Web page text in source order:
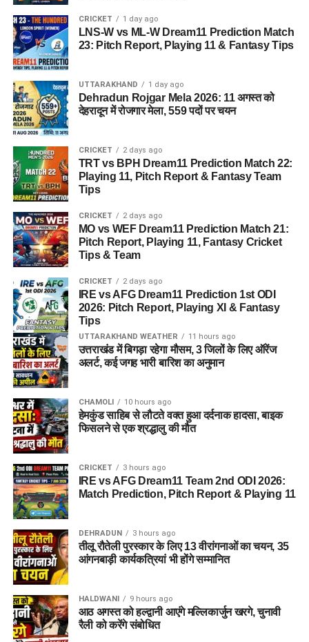
CRICKET 1 day ago
LNS-W vs ML-W Dream11 Prediction Match
23: Pitch Report, Playing 11 & Fantasy Tips
UTTARAKHAND 1 day ago
Dehradun Rojgar Mela 2026: 11 अगस्त को
देहरादून में रोजगार मेला, 559 पदों पर चयन
CRICKET 2 days ago
TRT vs BPH Dream11 Prediction Match 22:
Playing 11, Pitch Report & Fantasy Team
Tips
CRICKET 2 days ago
MO vs WEF Dream11 Prediction Match 21:
Pitch Report, Playing 11, Fantasy Cricket
Tips & Team
CRICKET 2 days ago
IRE vs AFG Dream11 Prediction 1st ODI
2026: Pitch Report, Playing XI & Fantasy
Tips
UTTARAKHAND WEATHER 11 hours ago
उत्तराखंड में बिगड़ा रहेगा मौसम, 3 जिलों के लिए ऑरेंज
अलर्ट, कई जगह भारी बारिश का अनुमान
CHAMOLI 10 hours ago
हेमकुंड साहिब से लौटते वक्त हुआ दर्दनाक हादसा, बाइक
फिसलने से एक श्रद्धालु की मौत
CRICKET 3 hours ago
IRE vs AFG Dream11 Team 2nd ODI 2026:
Match Prediction, Pitch Report & Playing 11
DEHRADUN 3 hours ago
तीलू रौतेली पुरस्कार के लिए 13 वीरांगनाओं का चयन, 35
आंगनबाड़ी कार्यकत्रियां भी होंगे सम्मानित
HALDWANI 9 hours ago
आठ अगस्त को हल्द्वानी आएंगे मल्लिकार्जुन खरगे, चुनावी
रैली को करेंगे संबोधित